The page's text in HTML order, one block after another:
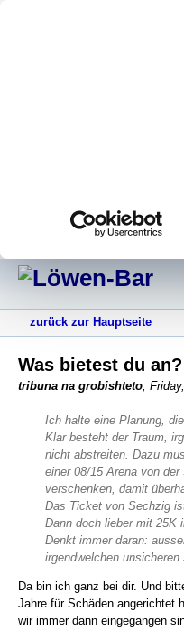
zurück zur Hauptseite
Was bietest du an?
tribuna na grobishteto,
Ich halte eine Planung,
Klar besteht der Traum,
nicht abstreiten. Dazu
einer 08/15 Arena von
verschenken, damit
Das Ticket von Sechzig
Dann doch lieber mit 25K
Denkt immer daran:
irgendwelchen
Da bin ich ganz bei dir. Und
Jahre für Schäden angerichtet
wir immer dann eingegangen